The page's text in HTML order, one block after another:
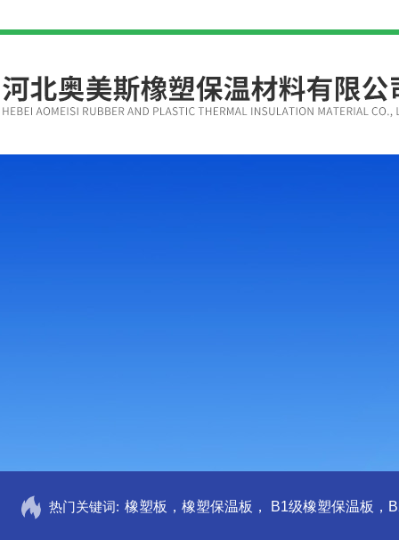
热门关键词: